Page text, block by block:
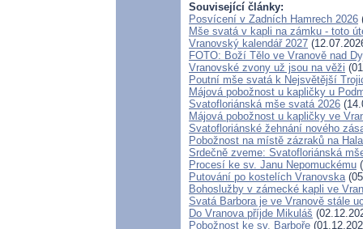
Související články:
Posvícení v Zadních Hamrech 2026
Mše svatá v kapli na zámku - toto
Vranovský kalendář 2027
FOTO: Boží Tělo ve Vranově nad
Vranovské zvony už jsou na věži
Poutní mše svatá k Nejsvětější
Májová pobožnost u kapličky u
Svatofloriánská mše svatá 2026
Májová pobožnost u kapličky ve
Svatofloriánské žehnání nového
Pobožnost na místě zázraků na
Srdečně zveme: Svatofloriánská
Procesí ke sv. Janu Nepomuckému
Putování po kostelích Vranovska
Bohoslužby v zámecké kapli ve
Svatá Barbora je ve Vranově stále
Do Vranova příjde Mikuláš
Pobožnost ke sv. Barboře